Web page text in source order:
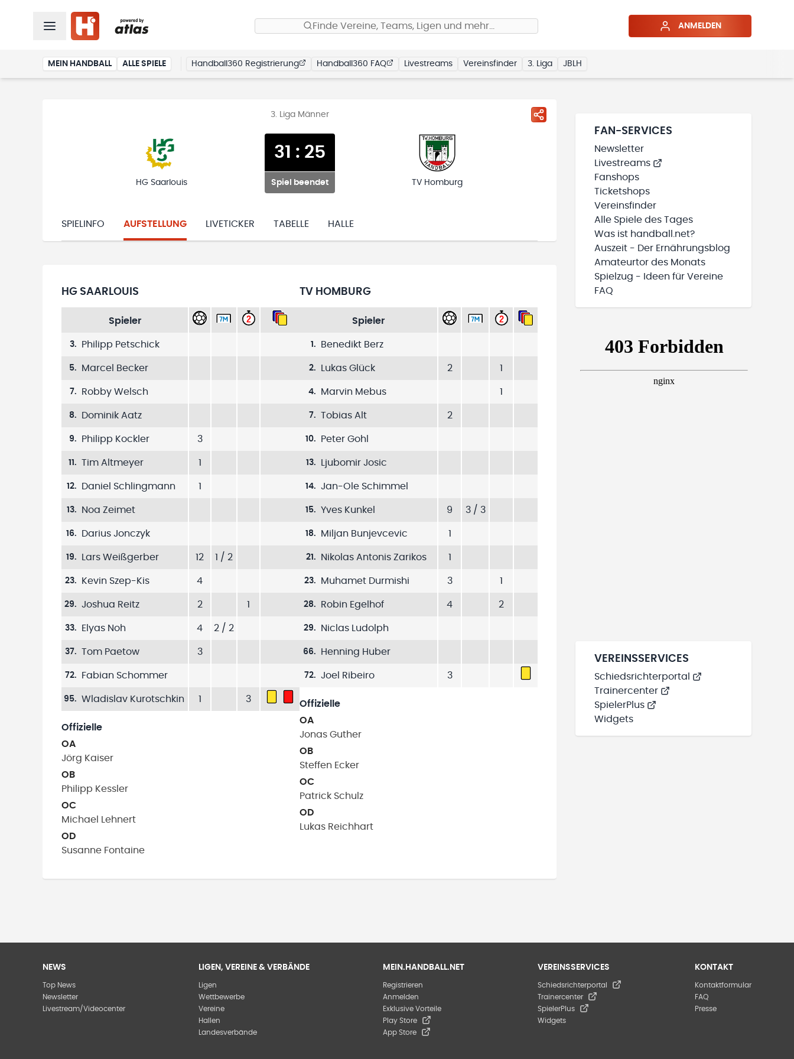
Finde Vereine, Teams, Ligen und mehr… ANMELDEN
MEIN HANDBALL ALLE SPIELE Handball360 Registrierung Handball360 FAQ Livestreams Vereinsfinder 3. Liga JBLH
3. Liga Männer
HG Saarlouis
31 : 25
Spiel beendet TV Homburg
SPIELINFO AUFSTELLUNG LIVETICKER TABELLE HALLE
HG SAARLOUIS
Spieler
3. Philipp Petschick
5. Marcel Becker
7. Robby Welsch
8. Dominik Aatz
9. Philipp Kockler 3
11 . Tim Altmeyer 1
12. Daniel Schlingmann 1
13. Noa Zeimet
16. Darius Jonczyk
19. Lars Weißgerber 12 1 / 2
23. Kevin Szep-Kis 4
29. Joshua Reitz 2 1
33. Elyas Noh 4 2 / 2
37. Tom Paetow 3
72. Fabian Schommer
95. Wladislav Kurotschkin 1 3
Offizielle
OA
Jörg Kaiser
OB
Philipp Kessler
OC
Michael
Lehnert
OD
Susanne Fontaine
TV HOMBURG
Spieler
1 . Benedikt Berz
2. Lukas Glück 2 1
4. Marvin Mebus 1
7. Tobias Alt 2
10. Peter Gohl
13. Ljubomir Josic
14. Jan-Ole Schimmel
15. Yves Kunkel 9 3 / 3
18. Miljan Bunjevcevic 1
21 . Nikolas Antonis Zarikos 1
23. Muhamet Durmishi 3 1
28. Robin Egelhof 4 2
29. Niclas Ludolph
66. Henning Huber
72. Joel Ribeiro 3
Offizielle
OA
Jonas Guther
OB
Steffen Ecker
OC
Patrick Schulz
OD
Lukas Reichhart
FAN-SERVICES
Newsletter
Livestreams
Fanshops
Ticketshops
Vereinsfinder
Alle Spiele des Tages
Was ist handball.net?
Auszeit - Der Ernährungsblog
Amateurtor des Monats
Spielzug - Ideen für Vereine
FAQ
VEREINSSERVICES
Schiedsrichterportal
Trainercenter
SpielerPlus
Widgets
NEWS
Top News
Newsletter
Livestream/Videocenter
LIGEN, VEREINE & VERBÄNDE
Ligen
Wettbewerbe
Vereine
Hallen
Landesverbände
MEIN.HANDBALL.NET
Registrieren
Anmelden
Exklusive Vorteile
Play Store
App Store
VEREINSSERVICES
Schiedsrichterportal
Trainercenter
SpielerPlus
Widgets
KONTAKT
Kontaktformular
FAQ
Presse